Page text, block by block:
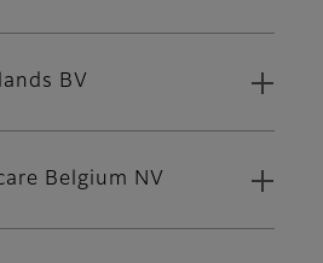
BV
Belgium NV